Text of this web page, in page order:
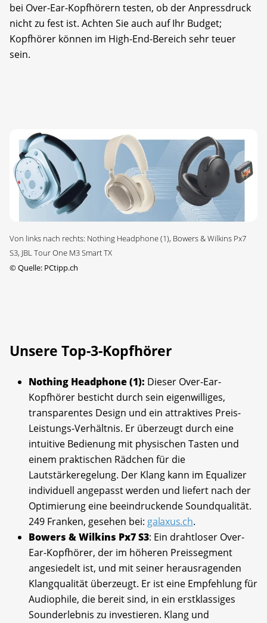
bei Over-Ear-Kopfhörern testen, ob der Anpressdruck
nicht zu fest ist. Achten Sie auch auf Ihr Budget;
Kopfhörer können im High-End-Bereich sehr teuer
sein.
Von links nach rechts: Nothing Headphone (1), Bowers & Wilkins Px7
S3, JBL Tour One M3 Smart TX
©Quelle: PCtipp.ch
Unsere Top-3-Kopfhörer
Nothing Headphone (1): Dieser Over-Ear-
Kopfhörer besticht durch sein eigenwilliges,
transparentes Design und ein attraktives Preis-
Leistungs-Verhältnis. Er überzeugt durch eine
intuitive Bedienung mit physischen Tasten und
einem praktischen Rädchen für die
Lautstärkeregelung. Der Klang kann im Equalizer
individuell angepasst werden und liefert nach der
Optimierung eine beeindruckende Soundqualität.
249 Franken, gesehen bei: galaxus.ch.
Bowers & Wilkins Px7 S3: Ein drahtloser Over-
Ear-Kopfhörer, der im höheren Preissegment
angesiedelt ist, und mit seiner herausragenden
Klangqualität überzeugt. Er ist eine Empfehlung für
Audiophile, die bereit sind, in ein erstklassiges
Sounderlebnis zu investieren. Klang und